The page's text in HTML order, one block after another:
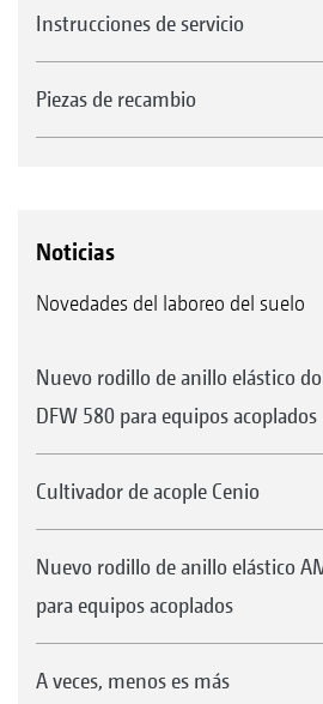
Instrucciones de servicio
Piezas de recambio
Noticias
Novedades del laboreo del suelo
Nuevo rodillo de anillo elástico
DFW 580 para equipos acoplados
Cultivador de acople Cenio
Nuevo rodillo de anillo elástico
para equipos acoplados
A veces, menos es más